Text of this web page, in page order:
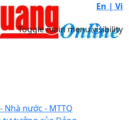
En | Vi
Toggle main menu visibility
Nhà nước - MTTQ